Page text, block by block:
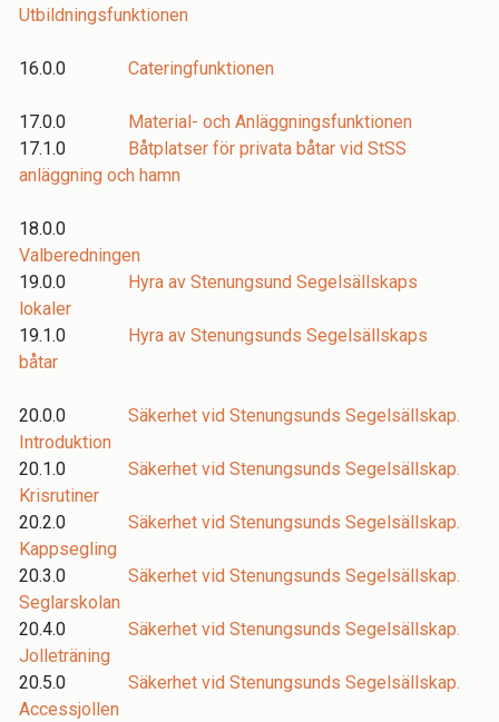
Utbildningsfunktionen
16.0.0 Cateringfunktionen
17.0.0 Material- och Anläggningsfunktionen
17.1.0 Båtplatser för privata båtar vid StSS
anläggning och hamn
18.0.0
Valberedningen
19.0.0 Hyra av Stenungsund Segelsällskaps
lokaler
19.1.0
Hyra av Stenungsunds Segelsällskaps
båtar
20.0.0 Säkerhet vid Stenungsunds Segelsällskap.
Introduktion
20.1.0 Säkerhet vid Stenungsunds Segelsällskap.
Krisrutiner
20.2.0
Säkerhet vid Stenungsunds Segelsällskap.
Kappsegling
20.3.0 Säkerhet vid Stenungsunds Segelsällskap.
Seglarskolan
20.4.0 Säkerhet vid Stenungsunds Segelsällskap.
Jolleträning
20.5.0 Säkerhet vid Stenungsunds Segelsällskap.
Accessjollen